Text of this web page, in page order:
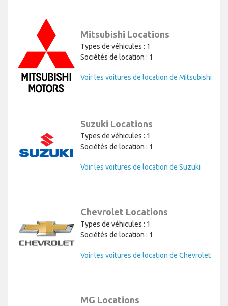
Mitsubishi Locations
Types de véhicules : 1
Sociétés de location : 1
Voir les voitures de location de Mitsubishi
Suzuki Locations
Types de véhicules : 1
Sociétés de location : 1
Voir les voitures de location de Suzuki
Chevrolet Locations
Types de véhicules : 1
Sociétés de location : 1
Voir les voitures de location de Chevrolet
MG Locations